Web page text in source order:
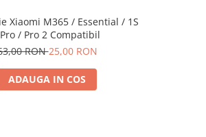
Xiaomi M365 / Essential / 1S
/ Pro 2 Compatibil
RON25,00 RON
ADAUGA IN COS